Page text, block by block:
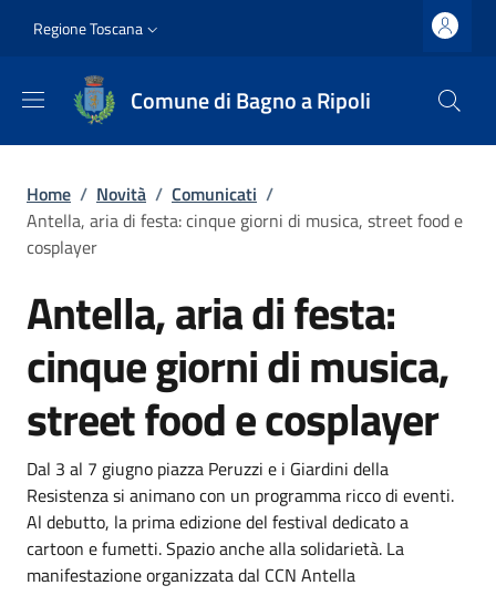
Slim top
Regione Toscana
Comune di Bagno a Ripoli
Briciole di pane
Home / Novità / Comunicati /
Antella, aria di festa: cinque giorni di musica, street food e
cosplayer
Antella, aria di festa:
cinque giorni di musica,
street food e cosplayer
Dettagli
Descrizione breve
Dal 3 al 7 giugno piazza Peruzzi e i Giardini della
Resistenza si animano con un programma ricco di eventi.
Al debutto, la prima edizione del festival dedicato a
cartoon e fumetti. Spazio anche alla solidarietà. La
manifestazione organizzata dal CCN Antella